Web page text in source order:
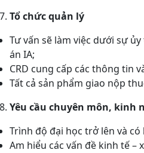
Tổ chức quản lý
Tư vấn sẽ làm việc dưới sự
án IA;
CRD cung cấp các thông tin
Tất cả sản phẩm giao nộp
Yêu cầu chuyên môn, kinh
Trình độ đại học trở lên và
Am hiểu các vấn đề kinh tế